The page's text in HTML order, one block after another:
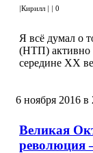
|Кирилл | | 0
Я всё думал о
(НТП) активно
середине XX
6 ноября 2016 в
Великая
революция